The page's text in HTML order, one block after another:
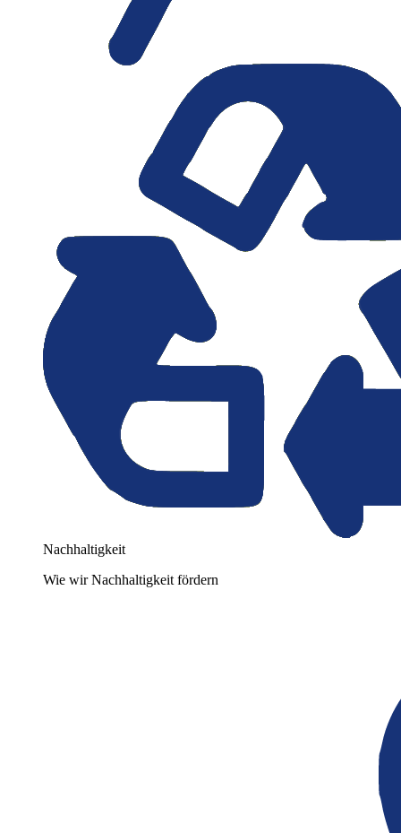
Nachhaltigkeit
Wie wir Nachhaltigkeit fördern